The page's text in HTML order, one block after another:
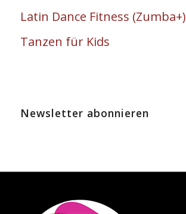
Latin Dance Fitness (Zumba+)
Tanzen für Kids
Newsletter abonnieren